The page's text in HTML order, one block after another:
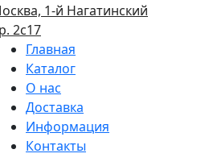
1-й Нагатинский
2с17
Главная
Каталог
О нас
Доставка
Информация
Контакты